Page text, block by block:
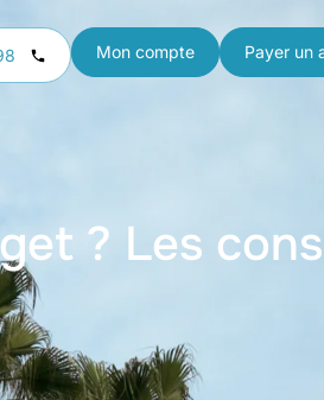
Mon compte Payer un
? Les